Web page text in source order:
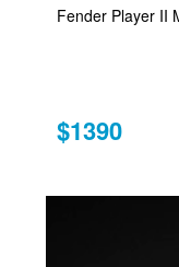
Fender Player II
$1390